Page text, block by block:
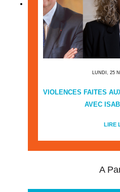
LUNDI, 25
VIOLENCES FAITES
AVEC
LIRE
A